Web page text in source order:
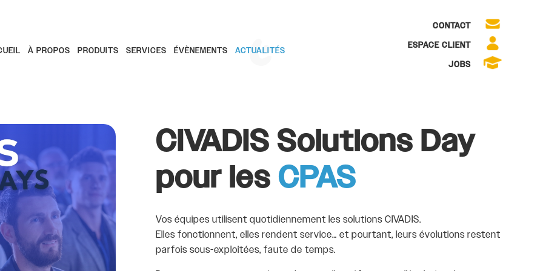
À PROPOS PRODUITS SERVICES ÉVÈNEMENTS ACTUALITÉS
CONTACT
ESPACE CLIENT
JOBS
CIVADIS Solutions Day
pour les CPAS
Vos équipes utilisent quotidiennement les solutions CIVADIS.
Elles fonctionnent, elles rendent service… et pourtant, leurs évolutions restent
parfois sous-exploitées, faute de temps.